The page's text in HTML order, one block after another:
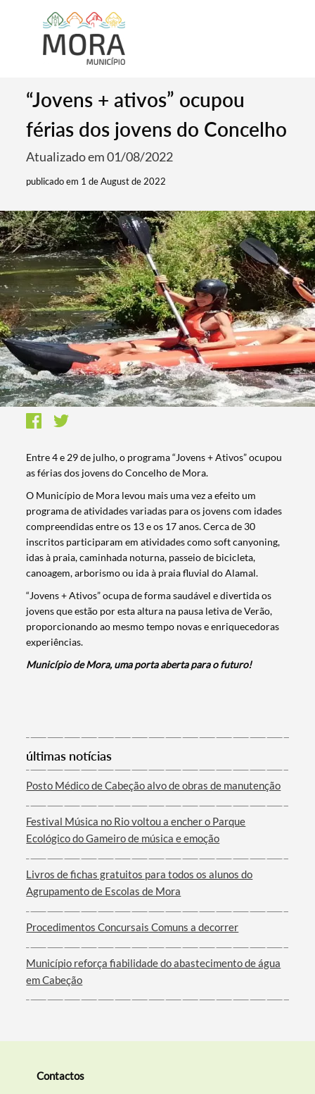
Termo de Pesquisa
Categorias gerais
Filtros
“Jovens + ativos” ocupou
férias dos jovens do Concelho
Atualizado em 01/08/2022
publicado em 1 de August de 2022
Entre 4 e 29 de julho, o programa “Jovens + Ativos” ocupou
as férias dos jovens do Concelho de Mora.
O Município de Mora levou mais uma vez a efeito um
programa de atividades variadas para os jovens com idades
compreendidas entre os 13 e os 17 anos. Cerca de 30
inscritos participaram em atividades como soft canyoning,
idas à praia, caminhada noturna, passeio de bicicleta,
canoagem, arborismo ou ida à praia fluvial do Alamal.
“Jovens + Ativos” ocupa de forma saudável e divertida os
jovens que estão por esta altura na pausa letiva de Verão,
proporcionando ao mesmo tempo novas e enriquecedoras
experiências.
Município de Mora, uma porta aberta para o futuro!
últimas notícias
Posto Médico de Cabeção alvo de obras de manutenção
Festival Música no Rio voltou a encher o Parque
Ecológico do Gameiro de música e emoção
Livros de fichas gratuitos para todos os alunos do
Agrupamento de Escolas de Mora
Procedimentos Concursais Comuns a decorrer
Município reforça fiabilidade do abastecimento de água
em Cabeção
Contactos